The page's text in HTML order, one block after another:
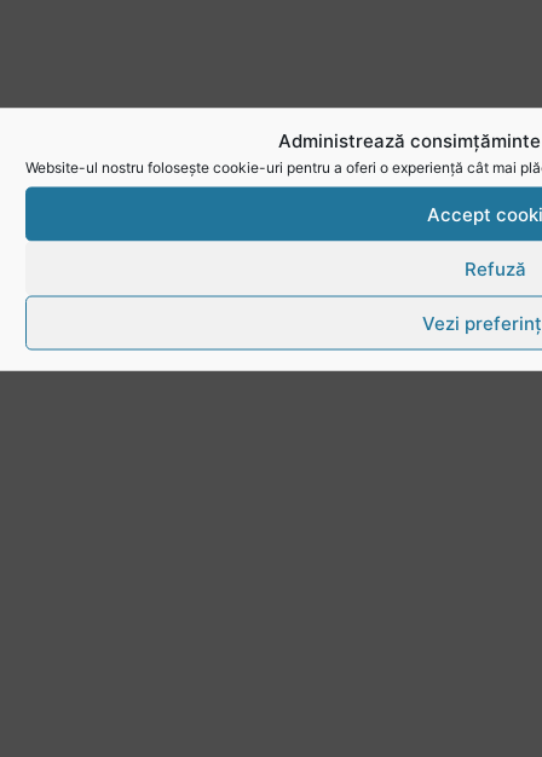
Administrează
Website-ul nostru folosește cookie-uri pentru a oferi o experiență cât mai
Accept
Refuză
Vezi